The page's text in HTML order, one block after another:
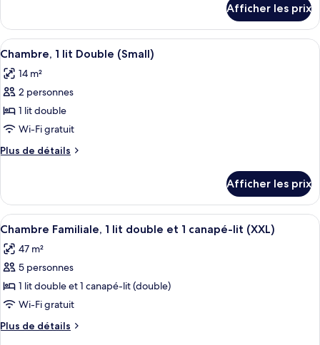
Chambre
avec
lits
jumeaux,
2
lits
une
place
(Medium)
Chambre
avec
lits
2
lits
place
(Medium)
Afficher les prix
Afficher
toutes
les
photos
pour
ce
type
de
Chambre,
lit
Double
(Small)
Une chambre d’hôtel avec un
6
Chambre, 1 lit Double (Small)
14 m²
2 personnes
1 lit double
Wi-Fi gratuit
Plus de détails
Plus
Chambre,
lit
(Small)
Afficher les prix
Afficher
toutes
les
photos
pour
ce
type
de
Une chambre d’hôtel avec un lit,
8
Chambre Familiale, 1 lit double et 1 canapé-lit (XXL)
47 m²
5 personnes
1 lit double et 1 canapé-lit (double)
Wi-Fi gratuit
Plus de détails
Plus